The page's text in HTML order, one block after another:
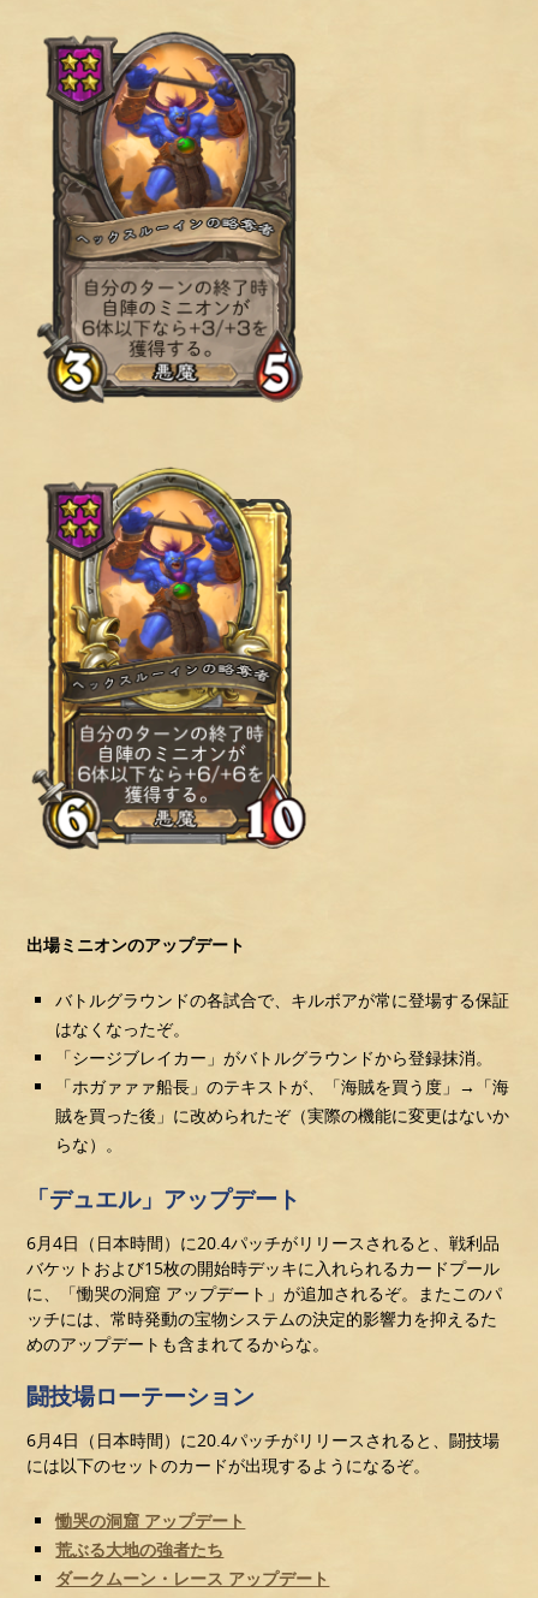
出場ミニオンのアップデート
バトルグラウンドの各試合で、キルボアが常に登場する保証
はなくなったぞ。
「シージブレイカー」がバトルグラウンドから登録抹消。
「ホガァァァ船長」のテキストが、「海賊を買う度」→「海
賊を買った後」に改められたぞ（実際の機能に変更はないか
らな）。
「デュエル」アップデート
6月4日（日本時間）に20.4パッチがリリースされると、戦利品
バケットおよび15枚の開始時デッキに入れられるカードプール
に、「慟哭の洞窟 アップデート」が追加されるぞ。またこのパ
ッチには、常時発動の宝物システムの決定的影響力を抑えるた
めのアップデートも含まれてるからな。
闘技場ローテーション
6月4日（日本時間）に20.4パッチがリリースされると、闘技場
には以下のセットのカードが出現するようになるぞ。
慟哭の洞窟 アップデート
荒ぶる大地の強者たち
ダークムーン・レース アップデート